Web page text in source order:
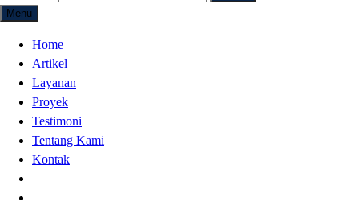
Menu
Home
Artikel
Layanan
Proyek
Testimoni
Tentang Kami
Kontak